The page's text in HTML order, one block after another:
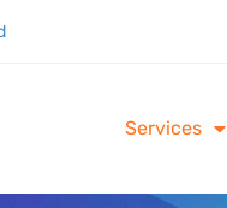
Services